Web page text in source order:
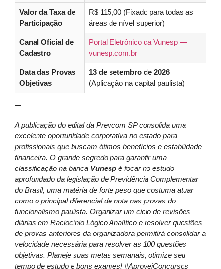
Valor da Taxa de
Participação
R$ 115,00 (Fixado para todas as
áreas de nível superior)
Canal Oficial de
Cadastro
Portal Eletrônico da Vunesp —
vunesp.com.br
Data das Provas
Objetivas
13 de setembro de 2026
(Aplicação na capital paulista)
—
A publicação do edital da Prevcom SP consolida uma
excelente oportunidade corporativa no estado para
profissionais que buscam ótimos benefícios e estabilidade
financeira. O grande segredo para garantir uma
classificação na banca Vunesp é focar no estudo
aprofundado da legislação de Previdência Complementar
do Brasil, uma matéria de forte peso que costuma atuar
como o principal diferencial de nota nas provas do
funcionalismo paulista. Organizar um ciclo de revisões
diárias em Raciocínio Lógico Analítico e resolver questões
de provas anteriores da organizadora permitirá consolidar a
velocidade necessária para resolver as 100 questões
objetivas. Planeje suas metas semanais, otimize seu
tempo de estudo e bons exames! #AproveiConcursos